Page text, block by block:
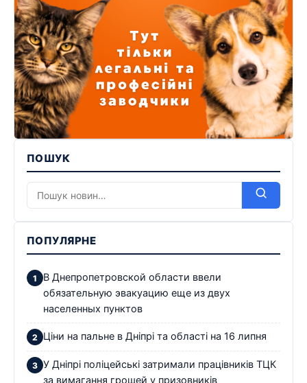
ПОШУК
ПОПУЛЯРНЕ
В Днепропетровской области ввели
обязательную эвакуацию еще из двух
населенных пунктов
Ціни на пальне в Дніпрі та області на 16 липня
У Дніпрі поліцейські затримали працівників ТЦК
за вимагання грошей у призовників